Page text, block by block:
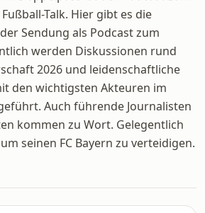
Talk. Hier gibt es die
Sendung als Podcast zum
werden Diskussionen rund
2026 und leidenschaftliche
den wichtigsten Akteuren im
Auch führende Journalisten
kommen zu Wort. Gelegentlich
seinen FC Bayern zu verteidigen.